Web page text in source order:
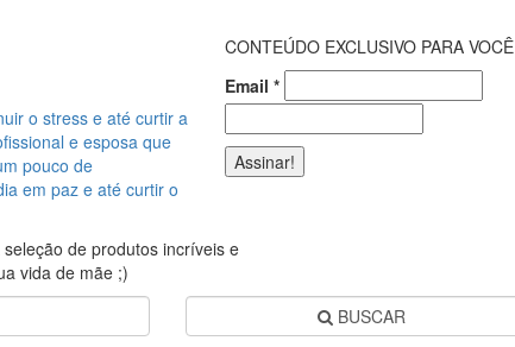
o stress e até curtir a
e esposa que
pouco de
em paz e até curtir o
CONTEÚDO EXCLUSIVO PARA VOCÊ
Email *
de produtos incríveis e
vida de mãe ;)
BUSCAR